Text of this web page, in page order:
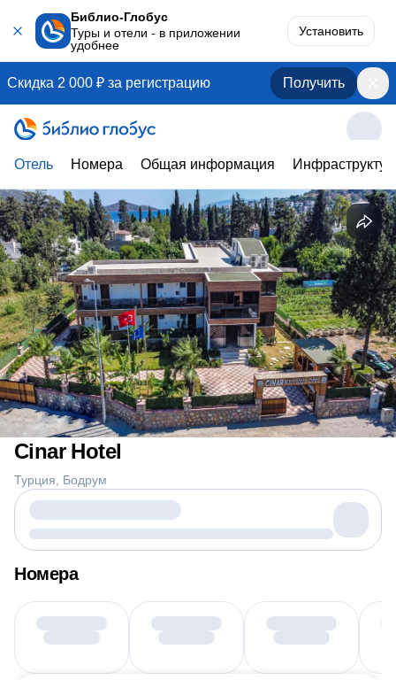
Библио-Глобус
Туры и отели - в приложении
удобнее
Установить
Скидка 2 000 ₽ за регистрацию Получить
Отель Номера Общая информация
Cinar Hotel
Турция Бодрум
Номера